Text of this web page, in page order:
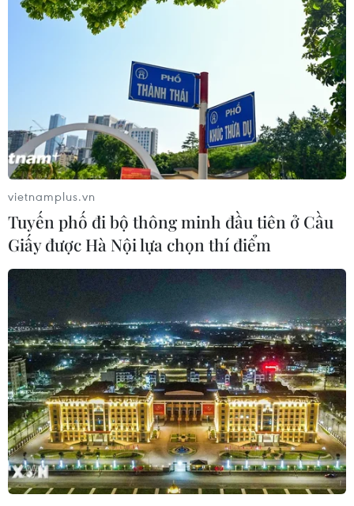
trình 'Sóng và máy tính cho em'
12/09/2021 23:33
Mục tiêu của chương trình là 100% trường học, giáo
viên, học sinh, sinh viên sẽ được trang bị đầy đủ về hạ
tầng, nền tảng, máy tính và các phương tiện khác phục
vụ cho việc dạy và học trực tuyến.
Thủ tướng phát biểu tại lễ phát động
“Sóng và máy tính cho em”
13/09/2021 00:33
TTXVN trân trọng giới thiệu toàn văn bài phát biểu của
vietnamplus.vn
Tuyến phố đi bộ thông minh đầu tiên ở Cầu
Giấy được Hà Nội lựa chọn thí điểm